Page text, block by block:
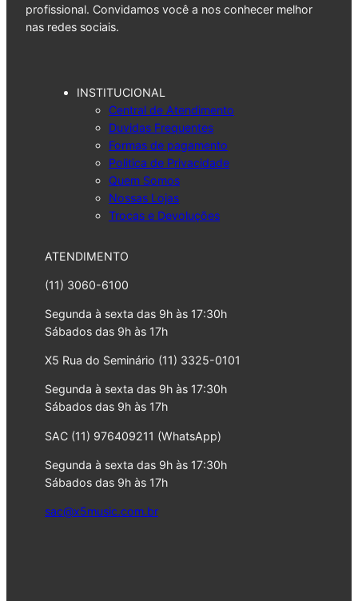
profissional. Convidamos você a nos conhecer melhor
nas redes sociais.
INSTITUCIONAL
Central de Atendimento
Duvidas Frequentes
Formas de pagamento
Politica de Privacidade
Quem Somos
Nossas Lojas
Trocas e Devoluções
ATENDIMENTO
(11) 3060-6100
Segunda à sexta das 9h às 17:30h
Sábados das 9h às 17h
X5 Rua do Seminário (11) 3325-0101
Segunda à sexta das 9h às 17:30h
Sábados das 9h às 17h
SAC (11) 976409211 (WhatsApp)
Segunda à sexta das 9h às 17:30h
Sábados das 9h às 17h
sac@x5music.com.br